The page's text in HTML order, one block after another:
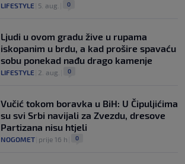
LIFESTYLE 5. aug. 0
Ljudi u ovom gradu žive u rupama
iskopanim u brdu, a kad prošire spavaću
sobu ponekad nađu drago kamenje
LIFESTYLE 2. aug. 0
Vučić tokom boravka u BiH: U Čipuljićima
su svi Srbi navijali za Zvezdu, dresove
Partizana nisu htjeli
NOGOMET prije 16 h 0